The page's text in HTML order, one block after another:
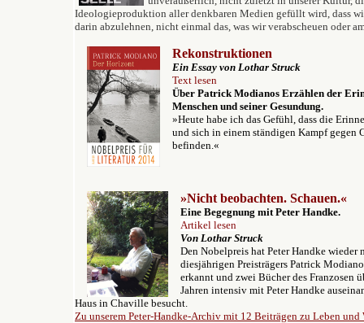
Ideologieproduktion aller denkbaren Medien gefüllt wird, dass
darin abzulehnen, nicht einmal das, was wir verabscheuen oder
Rekonstruktionen
Ein Essay von Lothar Struck
Text lesen
Über Patrick Modianos Erzählen der
Menschen und seiner Gesundung.
»Heute habe ich das Gefühl, dass die
und sich in einem ständigen Kampf gegen
befinden.«
»Nicht beobachten. Schauen.«
Eine Begegnung mit Peter Handke.
Artikel lesen
Von Lothar Struck
Den Nobelpreis hat Peter Handke
diesjährigen Preisträgers Patrick
erkannt und zwei Bücher des Franzosen
Jahren intensiv mit Peter Handke
Haus in Chaville besucht.
Zu unserem Peter-Handke-Archiv mit 12 Beiträgen zu Leben und